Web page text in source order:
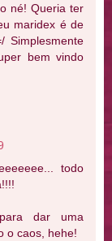
né! Queria ter
maridex é de
Simplesmente
bem vindo
todo
dar uma
o caos, hehe!